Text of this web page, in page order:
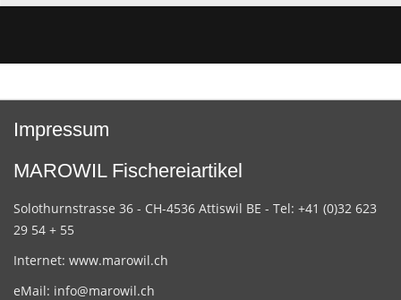
Impressum
MAROWIL Fischereiartikel
Solothurnstrasse 36 - CH-4536 Attiswil BE - Tel: +41 (0)32 623
29 54 + 55
Internet: www.marowil.ch
eMail: info@marowil.ch